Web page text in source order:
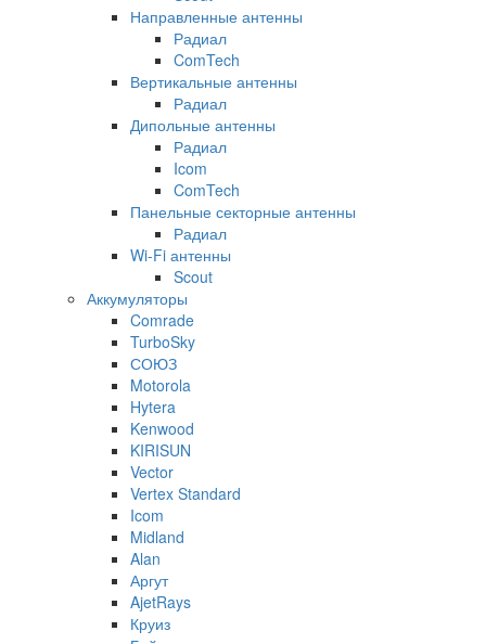
Направленные антенны
Радиал
ComTech
Вертикальные антенны
Радиал
Дипольные антенны
Радиал
Icom
ComTech
Панельные секторные антенны
Радиал
Wi-Fi антенны
Scout
Аккумуляторы
Comrade
TurboSky
СОЮЗ
Motorola
Hytera
Kenwood
KIRISUN
Vector
Vertex Standard
Icom
Midland
Alan
Аргут
AjetRays
Круиз